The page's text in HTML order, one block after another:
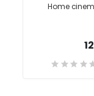
Home